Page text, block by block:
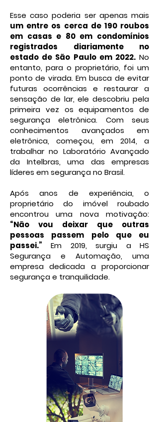
Esse caso poderia ser apenas mais
um entre os cerca de 190 roubos
em casas e 80 em condomínios
registrados diariamente no
estado de São Paulo em 2022.No
entanto, para o proprietário, foi um
ponto de virada. Em busca de evitar
futuras ocorrências e restaurar a
sensação de lar, ele descobriu pela
primeira vez os equipamentos de
segurança eletrônica. Com seus
conhecimentos avançados em
eletrônica, começou, em 2014, a
trabalhar no Laboratório Avançado
da Intelbras, uma das empresas
líderes em segurança no Brasil.
Após anos de experiência, o
proprietário do imóvel roubado
encontrou uma nova motivação:
“Não vou deixar que outras
pessoas passem pelo que eu
passei.” Em 2019, surgiu a HS
Segurança e Automação, uma
empresa dedicada a proporcionar
segurança e tranquilidade.